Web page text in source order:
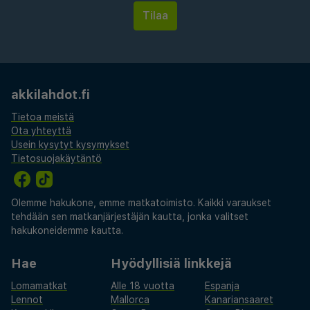
muita lemmikkejä koskevia rajoituksia sovelletaan (saat
lisämaksuja koskevasta osiosta). Asiakkaat voivat
pyytää tällaista huonetta ottamalla yhteyttä suoraan
majoituspaikkaan käyttämällä varausvahvistuksessa
olevia yhteystietoja.
Kontaktiton uloskirjautuminen on saatavilla.
Tämä majoituspaikka toivottaa tervetulleiksi kaikki
identiteettiin katsomatta (LGBTQ+ -ystävällinen).
akkilahdot.fi
Tietoa meistä
Ota yhteyttä
Usein kysytyt kysymykset
Tietosuojakäytäntö
Olemme hakukone, emme matkatoimisto. Kaikki varaukset
tehdään sen matkanjärjestäjän kautta, jonka valitset
hakukoneidemme kautta.
Hae
Lomamatkat
Lennot
Hyödyllisiä linkkejä
Alle 18 vuotta
Espanja
Mallorca
Kanariansaaret